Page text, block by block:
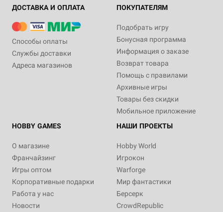
ДОСТАВКА И ОПЛАТА
Способы оплаты
Службы доставки
Адреса магазинов
ПОКУПАТЕЛЯМ
Подобрать игру
Бонусная программа
Информация о заказе
Возврат товара
Помощь с правилами
Архивные игры
Товары без скидки
Мобильное приложение
HOBBY GAMES
О магазине
Франчайзинг
Игры оптом
Корпоративные подарки
Работа у нас
Новости
НАШИ ПРОЕКТЫ
Hobby World
Игрокон
Warforge
Мир фантастики
Берсерк
CrowdRepublic